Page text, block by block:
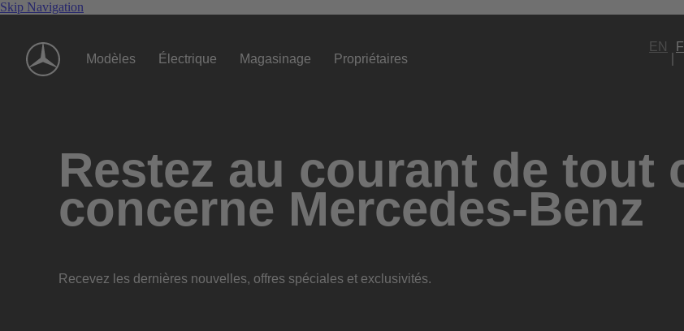
Skip Navigation
Modèles Électrique Magasinage Propriétaires
EN
Restez au courant de tout
concerne Mercedes-Benz
Recevez les dernières nouvelles, offres spéciales et exclusivités.